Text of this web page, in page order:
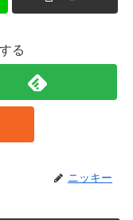
る
ニッキー